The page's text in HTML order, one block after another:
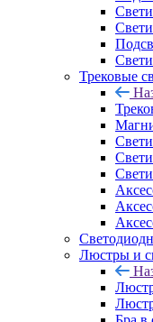
Трековые
Люстры и